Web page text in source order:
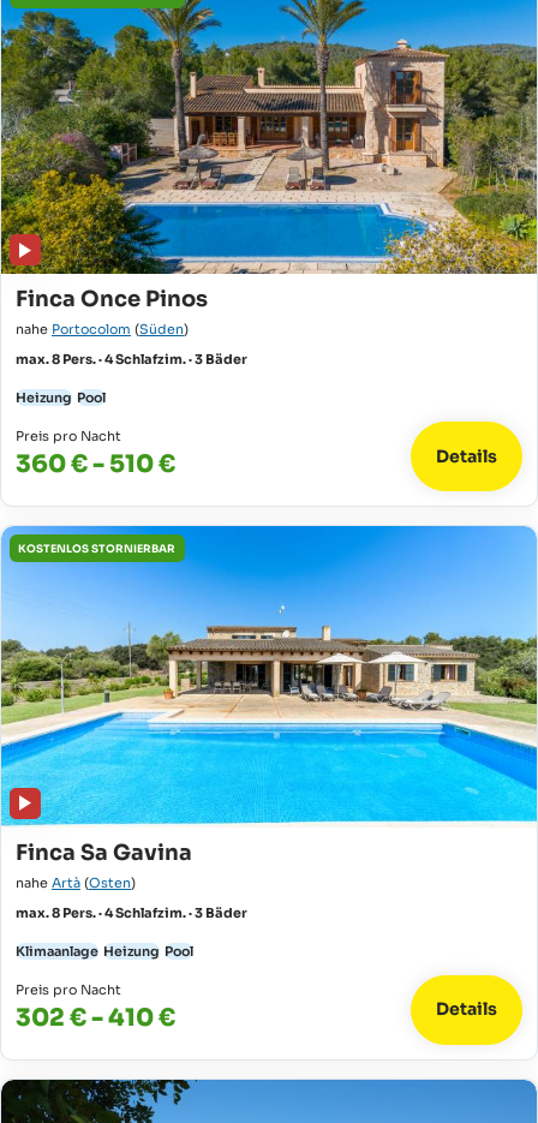
Finca Once Pinos
nahe Portocolom (Süden)
max. 8 Pers. · 4 Schlafzim. · 3 Bäder
Heizung Pool
Preis pro Nacht
360 € - 510 € Details
KOSTENLOS STORNIERBAR
Finca Sa Gavina
nahe Artà (Osten)
max. 8 Pers. · 4 Schlafzim. · 3 Bäder
Klimaanlage Heizung Pool
Preis pro Nacht
302 € - 410 € Details